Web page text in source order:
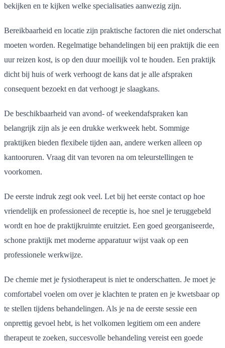
bekijken en te kijken welke specialisaties aanwezig zijn.
Bereikbaarheid en locatie zijn praktische factoren die niet onderschat
moeten worden. Regelmatige behandelingen bij een praktijk die een
uur reizen kost, is op den duur moeilijk vol te houden. Een praktijk
dicht bij huis of werk verhoogt de kans dat je alle afspraken
consequent bezoekt en dat verhoogt je slaagkans.
De beschikbaarheid van avond- of weekendafspraken kan
belangrijk zijn als je een drukke werkweek hebt. Sommige
praktijken bieden flexibele tijden aan, andere werken alleen op
kantooruren. Vraag dit van tevoren na om teleurstellingen te
voorkomen.
De eerste indruk zegt ook veel. Let bij het eerste contact op hoe
vriendelijk en professioneel de receptie is, hoe snel je teruggebeld
wordt en hoe de praktijkruimte eruitziet. Een goed georganiseerde,
schone praktijk met moderne apparatuur wijst vaak op een
professionele werkwijze.
De chemie met je fysiotherapeut is niet te onderschatten. Je moet je
comfortabel voelen om over je klachten te praten en je kwetsbaar op
te stellen tijdens behandelingen. Als je na de eerste sessie een
onprettig gevoel hebt, is het volkomen legitiem om een andere
therapeut te zoeken, succesvolle behandeling vereist een goede